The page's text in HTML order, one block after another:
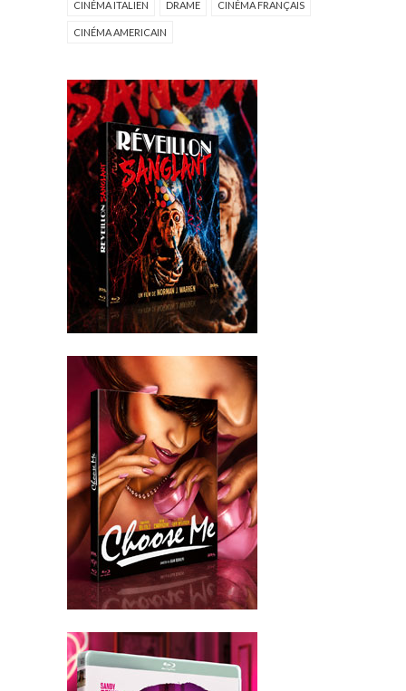
CINÉMA ITALIEN DRAME CINÉMA FRANÇAIS
CINÉMA AMERICAIN